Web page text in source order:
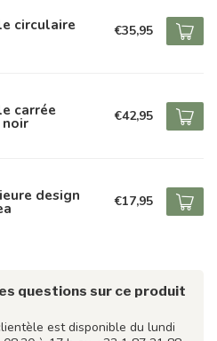
circulaire €35,95
carrée
noir €42,95
design €17,95
questions sur ce produit
est disponible du lundi